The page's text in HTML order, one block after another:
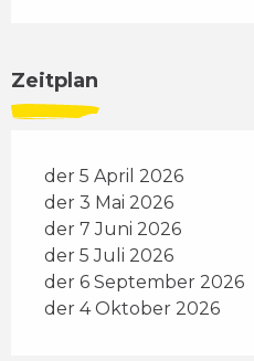
Zeitplan
der 5 April 2026
der 3 Mai 2026
der 7 Juni 2026
der 5 Juli 2026
der 6 September 2026
der 4 Oktober 2026